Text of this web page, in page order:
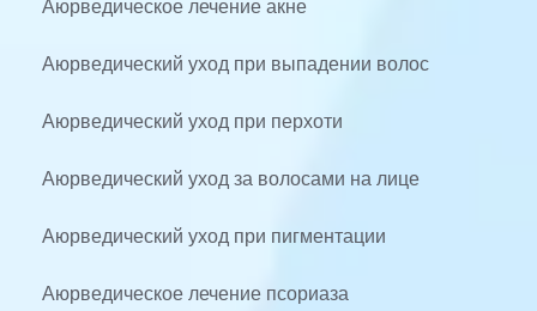
Аюрведический уход при выпадении волос
Аюрведический уход при перхоти
Аюрведический уход за волосами на лице
Аюрведический уход при пигментации
Аюрведическое лечение псориаза